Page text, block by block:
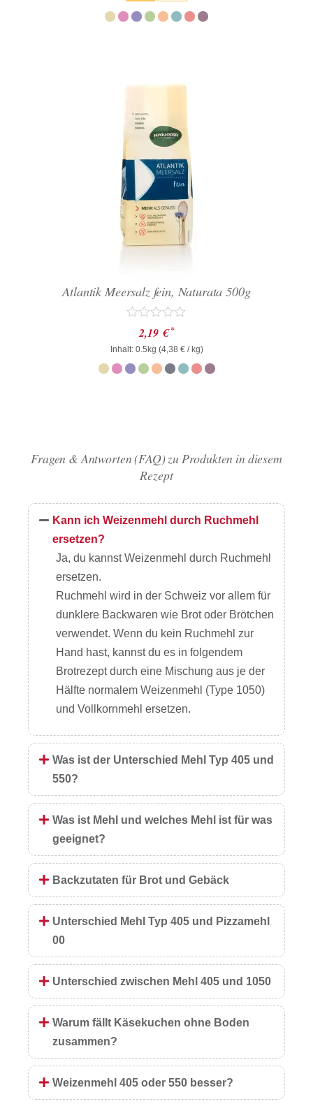
Atlantik Meersalz fein, Naturata 500g
Bewertet
mit
0
von
5
2,19 € *
Inhalt: 0.5kg (4,38 €/ kg)
Fragen & Antworten (FAQ) zu Produkten in diesem
Rezept
Kann ich Weizenmehl durch Ruchmehl
ersetzen?
Ja, du kannst Weizenmehl durch Ruchmehl
ersetzen.
Ruchmehl wird in der Schweiz vor allem für
dunklere Backwaren wie Brot oder Brötchen
verwendet. Wenn du kein Ruchmehl zur
Hand hast, kannst du es in folgendem
Brotrezept durch eine Mischung aus je der
Hälfte normalem Weizenmehl (Type 1050)
und Vollkornmehl ersetzen.
Was ist der Unterschied Mehl Typ 405 und
550?
Was ist Mehl und welches Mehl ist für was
geeignet?
Backzutaten für Brot und Gebäck
Unterschied Mehl Typ 405 und Pizzamehl
00
Unterschied zwischen Mehl 405 und 1050
Warum fällt Käsekuchen ohne Boden
zusammen?
Weizenmehl 405 oder 550 besser?